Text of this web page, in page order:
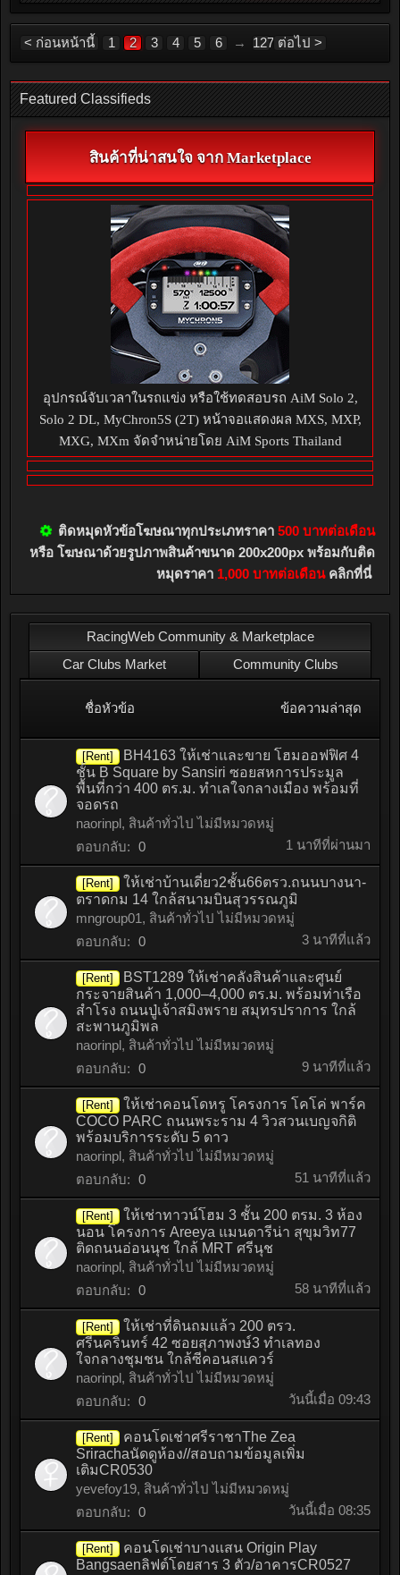
< ก่อนหน้านี้ 1 2 3 4 5 6 → 127 ต่อไป >
Featured Classifieds
สินค้าที่น่าสนใจ จาก Marketplace
อุปกรณ์จับเวลาในรถแข่ง หรือใช้ทดสอบรถ AiM Solo 2,
Solo 2 DL, MyChron5S (2T) หน้าจอแสดงผล MXS, MXP,
MXG, MXm จัดจำหน่ายโดย AiM Sports Thailand
ติดหมุดหัวข้อโฆษณาทุกประเภทราคา 500 บาทต่อเดือน
หรือ โฆษณาด้วยรูปภาพสินค้าขนาด 200x200px พร้อมกับติด
หมุดราคา 1,000 บาทต่อเดือนคลิกที่นี่
RacingWeb Community & Marketplace
Car Clubs Market
Community Clubs
ชื่อหัวข้อ ข้อความล่าสุด
[Rent]
BH4163 ให้เช่าและขาย โฮมออฟฟิศ 4
ชั้น B Square by Sansiri ซอยสหการประมูล
พื้นที่กว่า 400 ตร.ม. ทำเลใจกลางเมือง พร้อมที่
จอดรถ
naorinpl, สินค้าทั่วไป ไม่มีหมวดหมู่
ตอบกลับ: 0 1 นาทีที่ผ่านมา
[Rent]
ให้เช่าบ้านเดี่ยว2ชั้น66ตรว.ถนนบางนา-
ตราดกม 14 ใกล้สนามบินสุวรรณภูมิ
mngroup01, สินค้าทั่วไป ไม่มีหมวดหมู่
ตอบกลับ: 0 3 นาทีที่แล้ว
[Rent]
BST1289 ให้เช่าคลังสินค้าและศูนย์
กระจายสินค้า 1,000–4,000 ตร.ม. พร้อมท่าเรือ
สำโรง ถนนปู่เจ้าสมิงพราย สมุทรปราการ ใกล้
สะพานภูมิพล
naorinpl, สินค้าทั่วไป ไม่มีหมวดหมู่
ตอบกลับ: 0 9 นาทีที่แล้ว
[Rent]
ให้เช่าคอนโดหรู โครงการ โคโค่ พาร์ค
COCO PARC ถนนพระราม 4 วิวสวนเบญจกิติ
พร้อมบริการระดับ 5 ดาว
naorinpl, สินค้าทั่วไป ไม่มีหมวดหมู่
ตอบกลับ: 0 51 นาทีที่แล้ว
[Rent]
ให้เช่าทาวน์โฮม 3 ชั้น 200 ตรม. 3 ห้อง
นอน โครงการ Areeya แมนดารีน่า สุขุมวิท77
ติดถนนอ่อนนุช ใกล้ MRT ศรีนุช
naorinpl, สินค้าทั่วไป ไม่มีหมวดหมู่
ตอบกลับ: 0 58 นาทีที่แล้ว
[Rent]
ให้เช่าที่ดินถมแล้ว 200 ตรว.
ศรีนครินทร์ 42 ซอยสุภาพงษ์3 ทำเลทอง
ใจกลางชุมชน ใกล้ซีคอนสแควร์
naorinpl, สินค้าทั่วไป ไม่มีหมวดหมู่
ตอบกลับ: 0 วันนี้เมื่อ 09:43
[Rent]
คอนโดเช่าศรีราชาThe Zea
Srirachaนัดดูห้อง//สอบถามข้อมูลเพิ่ม
เติมCR0530
yevefoy19, สินค้าทั่วไป ไม่มีหมวดหมู่
ตอบกลับ: 0 วันนี้เมื่อ 08:35
[Rent]
คอนโดเช่าบางเเสน Origin Play
Bangsaenลิฟต์โดยสาร 3 ตัว/อาคารCR0527